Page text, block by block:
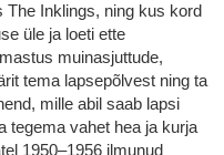
The Inklings, ning kus kord
üle ja loeti ette
muinasjuttude,
tema lapsepõlvest ning ta
mille abil saab lapsi
tegema vahet hea ja kurja
1950–1956 ilmunud